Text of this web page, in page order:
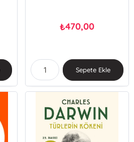
₺470,00
Sepete Ekle